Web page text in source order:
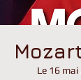
Le 16